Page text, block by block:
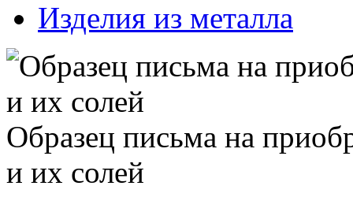
Изделия из металла
Образец письма на
и их солей